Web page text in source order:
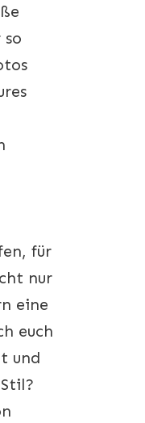
für
nur
eine
euch
und